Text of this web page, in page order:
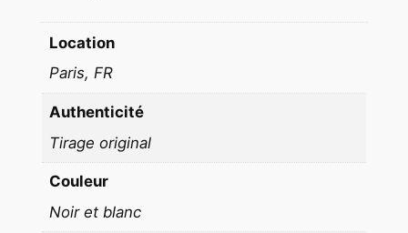
Location
Paris, FR
Authenticité
Tirage original
Couleur
Noir et blanc